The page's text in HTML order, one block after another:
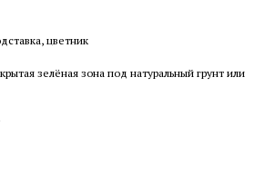
цветник
зелёная зона под натуральный грунт или